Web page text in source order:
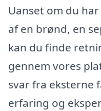
Uanset om du
af en brønd, en
kan du finde
gennem vores
svar fra eksterne
erfaring og